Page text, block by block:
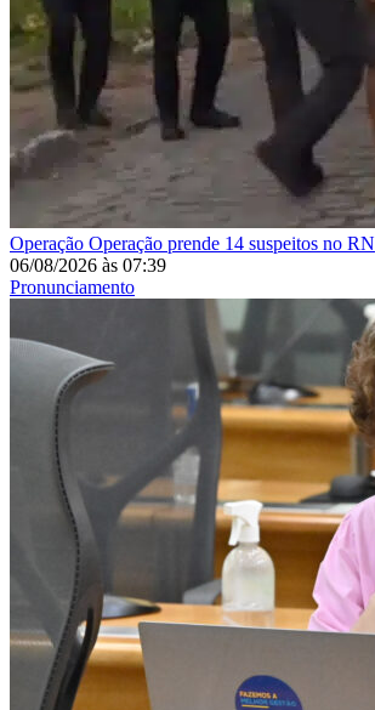
Operação Operação prende 14 suspeitos no RN
06/08/2026 às 07:39
Pronunciamento